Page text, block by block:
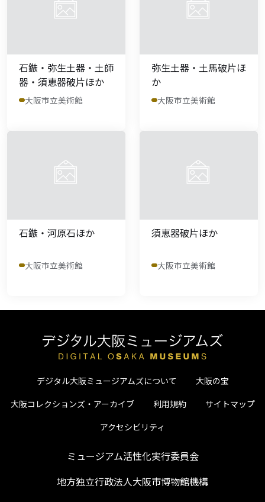
石鏃・弥生土器・土師
器・須恵器破片ほか
大阪市立美術館
弥生土器・土馬破片ほ
か
大阪市立美術館
石鏃・河原石ほか
大阪市立美術館
須恵器破片ほか
大阪市立美術館
デジタル大阪ミュージアムズについて
大阪の宝
大阪コレクションズ・アーカイブ
利用規約
サイトマップ
アクセシビリティ
ミュージアム活性化実行委員会
地方独立行政法人大阪市博物館機構